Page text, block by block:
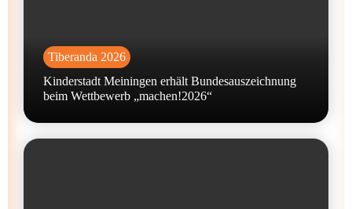
Tiberanda 2026
Kinderstadt Meiningen erhält Bundesauszeichnung
beim Wettbewerb „machen!2026“